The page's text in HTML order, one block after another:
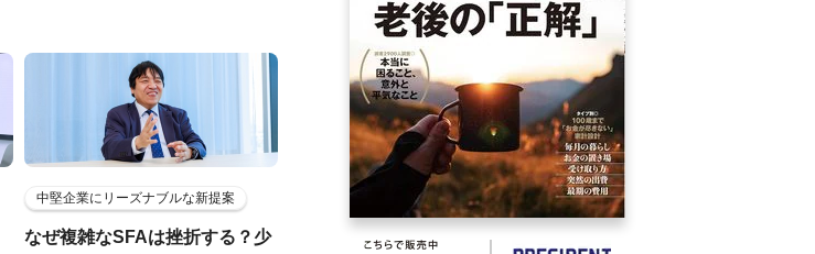
中堅企業にリーズナブルな新提案
なぜ複雑なSFAは挫折する？少